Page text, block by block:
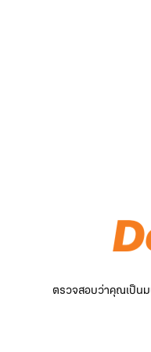
ตรวจสอบว่าคุณเป็นม